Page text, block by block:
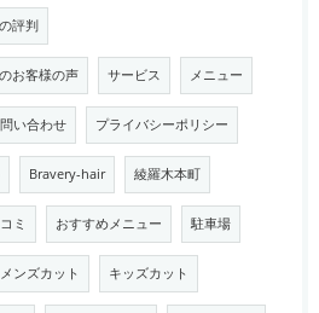
評判
お客様の声 サービス メニュー
い合わせ プライバシーポリシー
Bravery-hair 綾羅木本町
ミ おすすめメニュー 駐車場
メンズカット キッズカット